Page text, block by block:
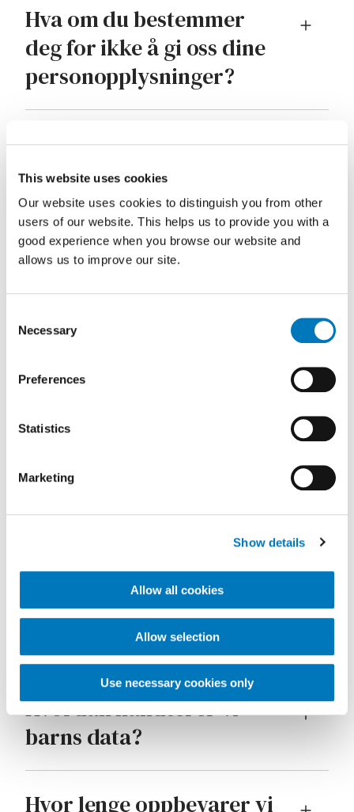
This website uses cookies
Our website uses cookies to distinguish you from other
users of our website. This helps us to provide you with a
good experience when you browse our website and
allows us to improve our site.
Selection
Necessary
Preferences
Statistics
Marketing
Show details
Allow all cookies
Allow selection
Use necessary cookies only
Hva om du bestemmer
deg for ikke å gi oss dine
personopplysninger?
Hvordan samles
personopplysningene dine
inn?
Hvorfor bruker vi
personopplysningene
dine?
Hvem kan vi utlevere dine
personopplysninger til?
Hvor oppbevares dataene
dine, og blir de noen gang
Hvordan beskytter vi
dataene dine?
Hvordan håndterer vi
barns data?
Hvor lenge oppbevarer vi